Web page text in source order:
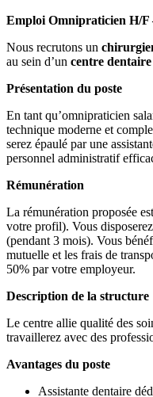
Emploi Omnipraticien H/F
Nous recrutons un
au sein d’un centre dentaire
Présentation du poste
En tant qu’omnipraticien
technique moderne et
serez épaulé par une
personnel administratif
Rémunération
La rémunération proposée
votre profil). Vous
(pendant 3 mois). Vous
mutuelle et les frais de
50% par votre employeur.
Description de la structure
Le centre allie qualité des
travaillerez avec des
Avantages du poste
Assistante dentaire